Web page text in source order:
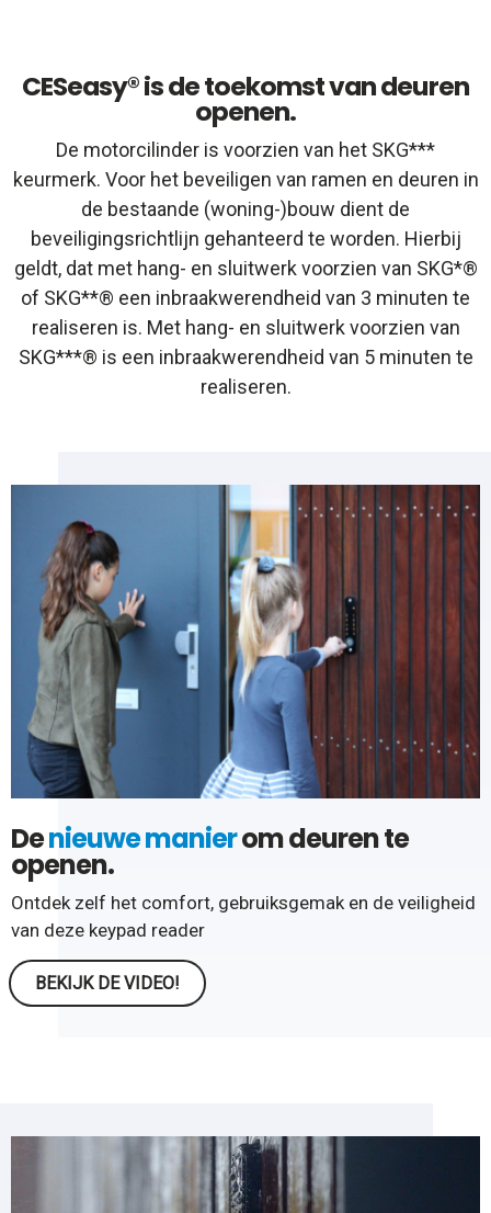
CESeasy® is de toekomst van deuren
openen.
De motorcilinder is voorzien van het SKG***
keurmerk. Voor het beveiligen van ramen en deuren in
de bestaande (woning-)bouw dient de
beveiligingsrichtlijn gehanteerd te worden. Hierbij
geldt, dat met hang- en sluitwerk voorzien van SKG*®
of SKG**® een inbraakwerendheid van 3 minuten te
realiseren is. Met hang- en sluitwerk voorzien van
SKG***® is een inbraakwerendheid van 5 minuten te
realiseren.
Denieuwe manierom deuren te
openen.
Ontdek zelf het comfort, gebruiksgemak en de veiligheid
van deze keypad reader
BEKIJK DE VIDEO!